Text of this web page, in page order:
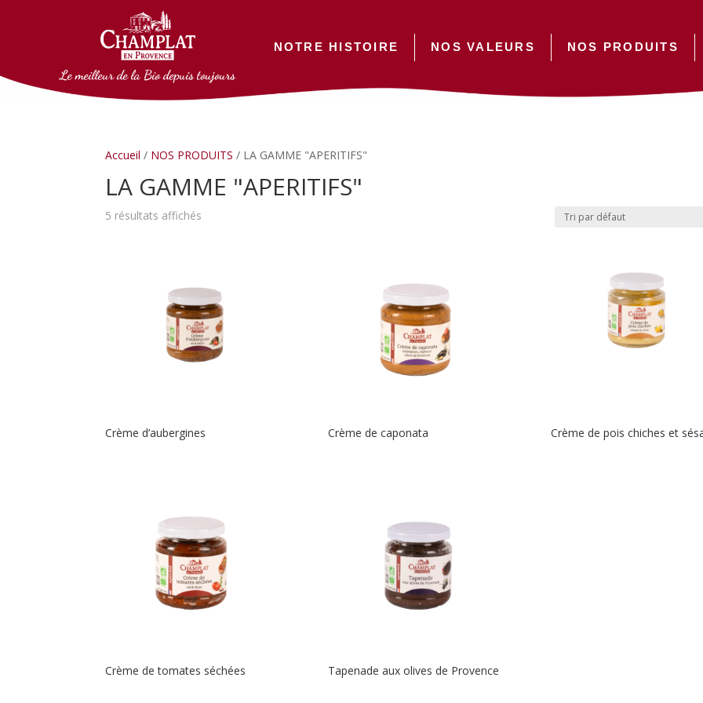
Le meilleur de la Bio depuis toujours
NOTRE HISTOIRE NOS VALEURS NOS PRODUITS
Accueil / NOS PRODUITS / LA GAMME "APERITIFS"
LA GAMME "APERITIFS"
5 résultats affichés
Crème d’aubergines Crème de caponata Crème de pois chiches et
Crème de tomates séchées Tapenade aux olives de Provence